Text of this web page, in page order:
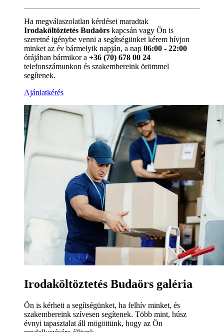
Ha megválaszolatlan kérdései maradtak
Irodaköltöztetés Budaörs kapcsán vagy Ön is
szeretné igénybe venni a segítségünket kérem hívjon
minket az év bármelyik napján, a nap 06:00 - 22:00
órájában bármikor a +36 (70) 678 00 24
telefonszámunkon és szakembereink örömmel
segítenek.
Ajánlatkérés
Irodaköltöztetés Budaörs galéria
Ön is kérheti a segítségünket, ha felhív minket, és
szakembereink szívesen segítenek. Több mint, húsz
évnyi tapasztalat áll mögöttünk, hogy az Ön